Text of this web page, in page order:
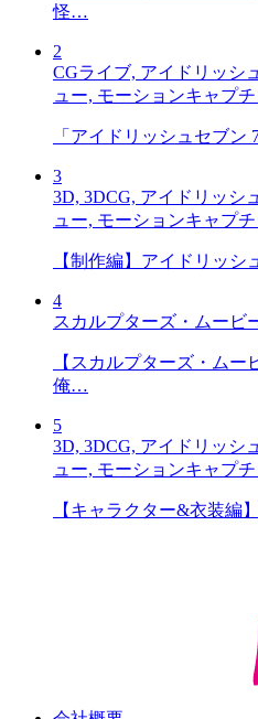
怪…
2
CGライブ, アイドリッシ
ュー, モーションキャプチ
「アイドリッシュセブン
3
3D, 3DCG, アイドリッシ
ュー, モーションキャプチ
【制作編】アイドリッ
4
スカルプターズ・ムービ
【スカルプターズ・ムー
俺…
5
3D, 3DCG, アイドリッシ
ュー, モーションキャプチ
【キャラクター&衣装編